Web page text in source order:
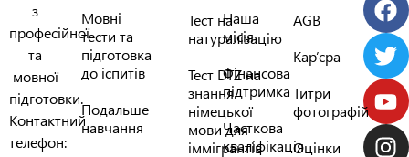
з
професійної
та
мовної
підготовки.
Контактний
телефон:
Мовні
тести та
підготовка
до іспитів
Подальше
навчання
Тест на
натуралізацію
Тест DTZ на
знання
німецької
мови для
іммігрантів
Наша
місія
Фінансова
підтримка
Часткова
кваліфікація
AGB
Кар’єра
Титри
фотографій
Оцінки